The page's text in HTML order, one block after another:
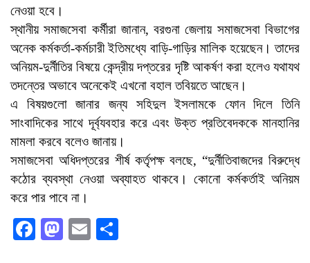
নেওয়া হবে।
স্থানীয় সমাজসেবা কর্মীরা জানান, বরগুনা জেলায় সমাজসেবা বিভাগের
অনেক কর্মকর্তা-কর্মচারী ইতিমধ্যে বাড়ি-গাড়ির মালিক হয়েছেন। তাদের
অনিয়ম-দুর্নীতির বিষয়ে কেন্দ্রীয় দপ্তরের দৃষ্টি আকর্ষণ করা হলেও যথাযথ
তদন্তের অভাবে অনেকেই এখনো বহাল তবিয়তে আছেন।
এ বিষয়গুলো জানার জন্য সহিদুল ইসলামকে ফোন দিলে তিনি
সাংবাদিকের সাথে দূর্ব্যবহার করে এবং উক্ত প্রতিবেদককে মানহানির
মামলা করবে বলেও জানায়।
সমাজসেবা অধিদপ্তরের শীর্ষ কর্তৃপক্ষ বলছে, “দুর্নীতিবাজদের বিরুদ্ধে
কঠোর ব্যবস্থা নেওয়া অব্যাহত থাকবে। কোনো কর্মকর্তাই অনিয়ম
করে পার পাবে না।
Facebook
Mastodon
Email